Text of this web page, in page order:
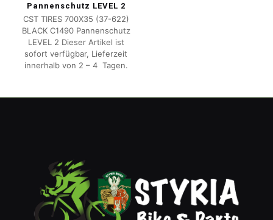
Pannenschutz LEVEL 2
CST TIRES 700X35 (37-622)
BLACK C1490 Pannenschutz
LEVEL 2 Dieser Artikel ist
sofort verfügbar, Lieferzeit
innerhalb von 2 – 4 Tagen.